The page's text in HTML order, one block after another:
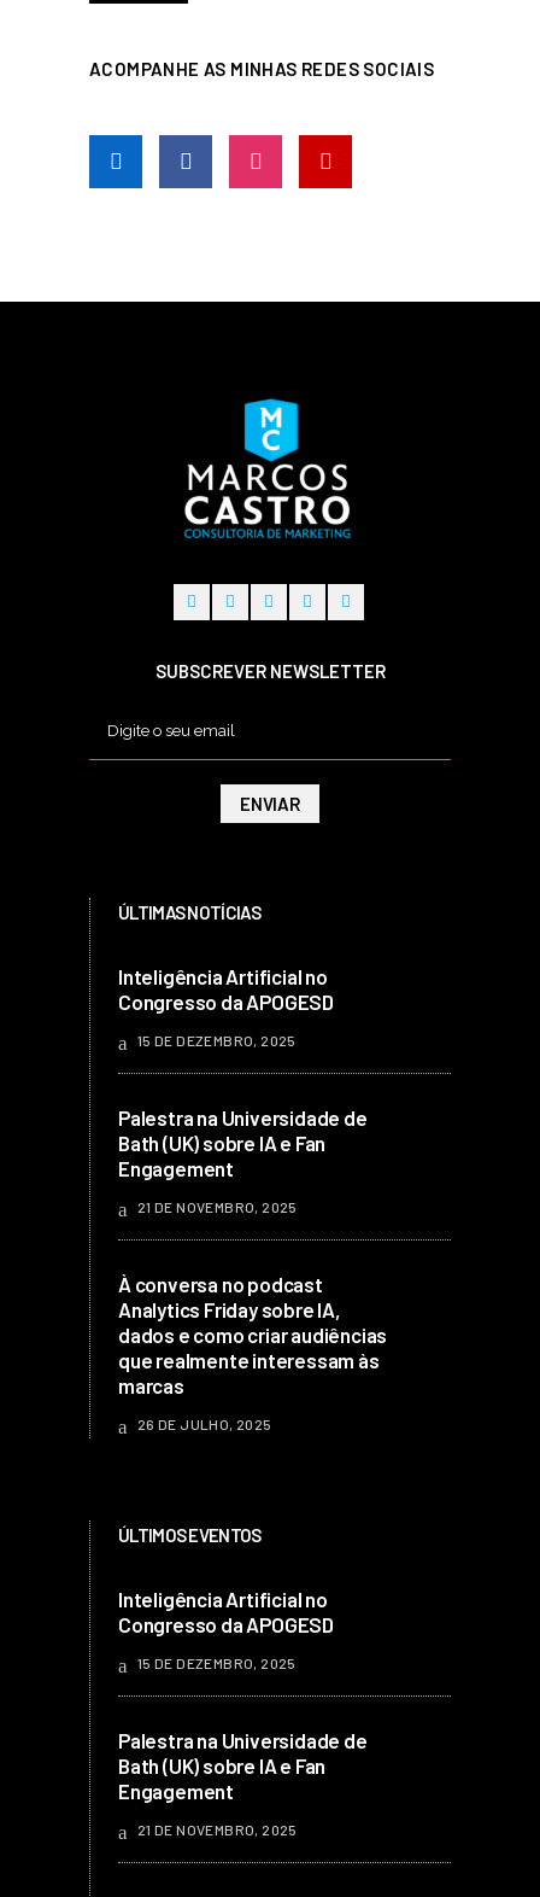
ACOMPANHE AS MINHAS REDES SOCIAIS
SUBSCREVER NEWSLETTER
ÚLTIMAS NOTÍCIAS
Inteligência Artificial no
Congresso da APOGESD
15 DE DEZEMBRO, 2025
Palestra na Universidade de
Bath (UK) sobre IA e Fan
Engagement
21 DE NOVEMBRO, 2025
À conversa no podcast
Analytics Friday sobre IA,
dados e como criar audiências
que realmente interessam às
marcas
26 DE JULHO, 2025
ÚLTIMOS EVENTOS
Inteligência Artificial no
Congresso da APOGESD
15 DE DEZEMBRO, 2025
Palestra na Universidade de
Bath (UK) sobre IA e Fan
Engagement
21 DE NOVEMBRO, 2025